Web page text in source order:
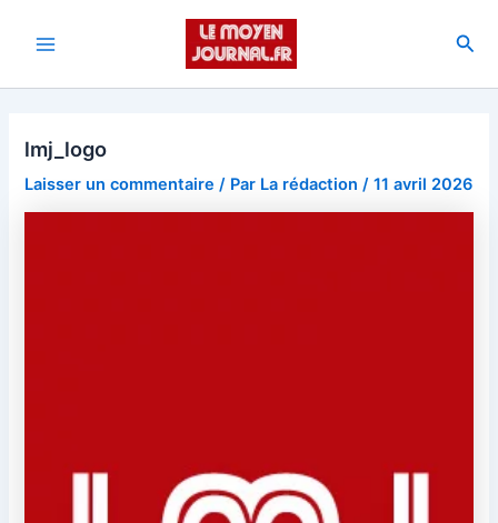
lmj_logo
Laisser un commentaire / Par La rédaction/11 avril 2026